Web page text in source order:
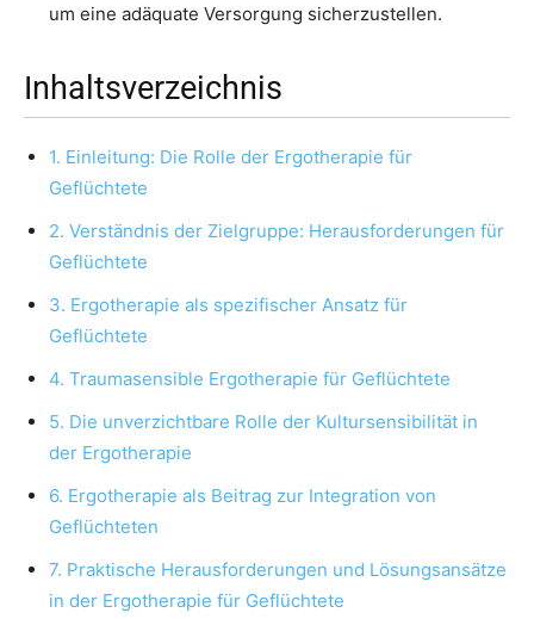
um eine adäquate Versorgung sicherzustellen.
Inhaltsverzeichnis
1. Einleitung: Die Rolle der Ergotherapie für
Geflüchtete
2. Verständnis der Zielgruppe: Herausforderungen für
Geflüchtete
3. Ergotherapie als spezifischer Ansatz für
Geflüchtete
4. Traumasensible Ergotherapie für Geflüchtete
5. Die unverzichtbare Rolle der Kultursensibilität in
der Ergotherapie
6. Ergotherapie als Beitrag zur Integration von
Geflüchteten
7. Praktische Herausforderungen und Lösungsansätze
in der Ergotherapie für Geflüchtete